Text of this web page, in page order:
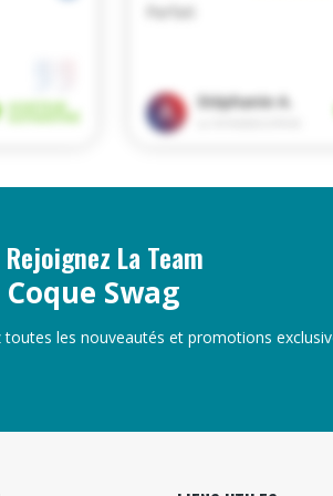
Rejoignez La Team
Coque Swag
les nouveautés et promotions